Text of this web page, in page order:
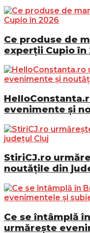
Ce produse de
experții Cupio în
evenimente și
StiriCJ.ro
noutățile din
Ce se întâmplă
urmărește